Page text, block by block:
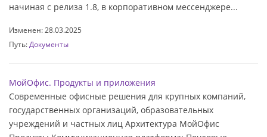
начиная с релиза 1.8, в корпоративном мессенджере...
Изменен: 28.03.2025
Путь: Документы
МойОфис. Продукты и приложения
Современные офисные решения для крупных компаний,
государственных организаций, образовательных
учреждений и частных лиц Архитектура МойОфис